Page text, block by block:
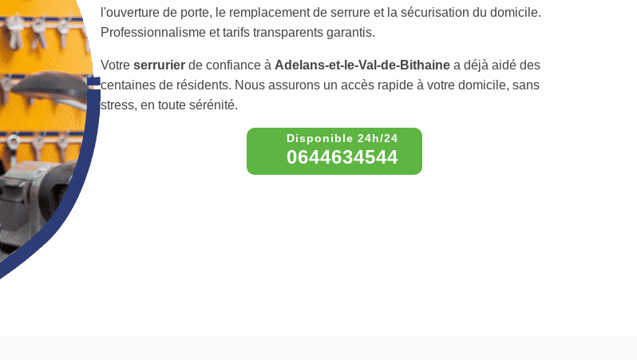
l'ouverture de porte, le remplacement de serrure et la sécurisation du domicile.
Professionnalisme et tarifs transparents garantis.
Votre serrurier de confiance à Adelans-et-le-Val-de-Bithaine a déjà aidé des
centaines de résidents. Nous assurons un accès rapide à votre domicile, sans
stress, en toute sérénité.
0644634544